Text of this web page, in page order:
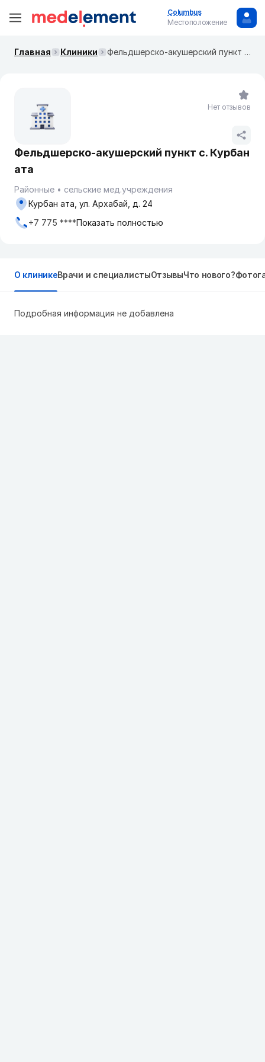
Columbus
Местоположение
Главная Клиники Фельдшерско-акушерский пункт с. Курбан ата
Фельдшерско-акушерский пункт с. Курбан
ата
Районные
сельские мед.учреждения
Курбан ата, ул. Архабай, д. 24
+7 775 ****Показать полностью
Нет отзывов
О клиникеВрачи и специалистыОтзывыЧто нового?
Подробная информация не добавлена